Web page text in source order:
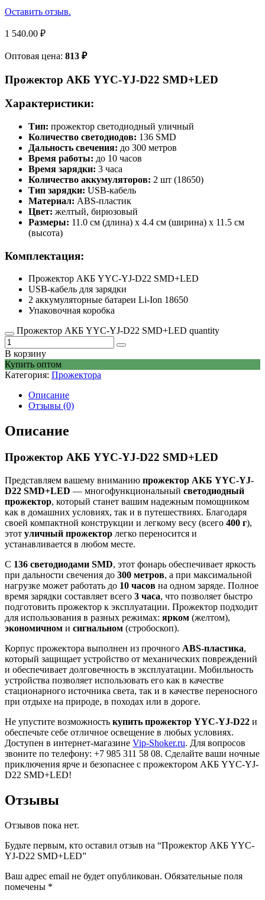
Оставить отзыв.
1 540.00 ₽
Оптовая цена: 813 ₽
Прожектор АКБ YYC-YJ-D22 SMD+LED
Характеристики:
Тип: прожектор светодиодный уличный
Количество светодиодов: 136 SMD
Дальность свечения: до 300 метров
Время работы: до 10 часов
Время зарядки: 3 часа
Количество аккумуляторов: 2 шт (18650)
Тип зарядки: USB-кабель
Материал: ABS-пластик
Цвет: желтый, бирюзовый
Размеры: 11.0 см (длина) x 4.4 см (ширина) x 11.5 см
(высота)
Комплектация:
Прожектор АКБ YYC-YJ-D22 SMD+LED
USB-кабель для зарядки
2 аккумуляторные батареи Li-Ion 18650
Упаковочная коробка
Прожектор АКБ YYC-YJ-D22 SMD+LED quantity
В корзину
Купить оптом
Категория: Прожектора
Описание
Отзывы (0)
Описание
Прожектор АКБ YYC-YJ-D22 SMD+LED
Представляем вашему вниманию прожектор АКБ YYC-YJ-
D22 SMD+LED — многофункциональный светодиодный
прожектор, который станет вашим надежным помощником
как в домашних условиях, так и в путешествиях. Благодаря
своей компактной конструкции и легкому весу (всего 400 г),
этот уличный прожектор легко переносится и
устанавливается в любом месте.
С 136 светодиодами SMD, этот фонарь обеспечивает яркость
при дальности свечения до 300 метров, а при максимальной
нагрузке может работать до 10 часов на одном заряде. Полное
время зарядки составляет всего 3 часа, что позволяет быстро
подготовить прожектор к эксплуатации. Прожектор подходит
для использования в разных режимах: ярком (желтом),
экономичном и сигнальном (стробоскоп).
Корпус прожектора выполнен из прочного ABS-пластика,
который защищает устройство от механических повреждений
и обеспечивает долговечность в эксплуатации. Мобильность
устройства позволяет использовать его как в качестве
стационарного источника света, так и в качестве переносного
при отдыхе на природе, в походах или в дороге.
Не упустите возможность купить прожектор YYC-YJ-D22 и
обеспечьте себе отличное освещение в любых условиях.
Доступен в интернет-магазине Vip-Shoker.ru. Для вопросов
звоните по телефону: +7 985 311 58 08. Сделайте ваши ночные
приключения ярче и безопаснее с прожектором АКБ YYC-YJ-
D22 SMD+LED!
Отзывы
Отзывов пока нет.
Будьте первым, кто оставил отзыв на “Прожектор АКБ YYC-
YJ-D22 SMD+LED”
Ваш адрес email не будет опубликован. Обязательные поля
помечены *